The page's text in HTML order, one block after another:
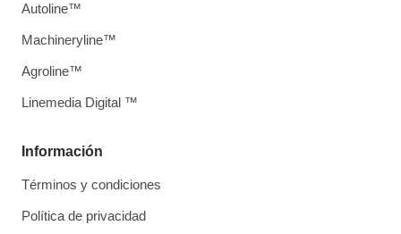
Información
Términos y condiciones
Política de privacidad
Autoline™
Machineryline™
Agroline™
Linemedia Digital ™